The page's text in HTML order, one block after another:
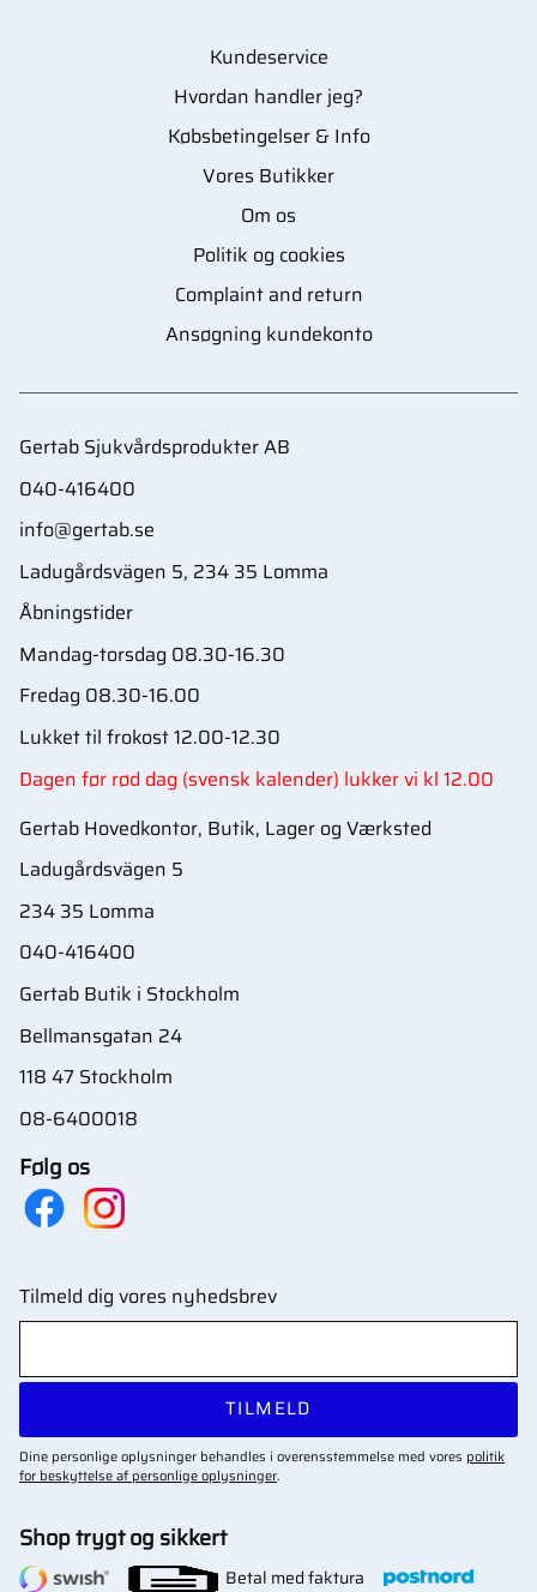
Kundeservice
Hvordan handler jeg?
Købsbetingelser & Info
Vores Butikker
Om os
Politik og cookies
Complaint and return
Ansøgning kundekonto
Gertab Sjukvårdsprodukter AB
040-416400
info@gertab.se
Ladugårdsvägen 5, 234 35 Lomma
Åbningstider
Mandag-torsdag 08.30-16.30
Fredag 08.30-16.00
Lukket til frokost 12.00-12.30
Dagen før rød dag (svensk kalender) lukker vi kl 12.00
Gertab Hovedkontor, Butik, Lager og Værksted
Ladugårdsvägen 5
234 35 Lomma
040-416400
Gertab Butik i Stockholm
Bellmansgatan 24
118 47 Stockholm
08-6400018
Følg os
Tilmeld dig vores nyhedsbrev
TILMELD
Dine personlige oplysninger behandles i overensstemmelse med vores politik
for beskyttelse af personlige oplysninger.
Shop trygt og sikkert
Betal med faktura